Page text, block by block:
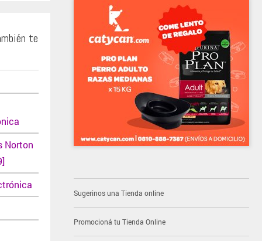
te
Norton
Sugerinos una Tienda online
Promocioná tu Tienda Online